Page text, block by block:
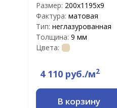
Размер: 200х1195х9
Фактура: матовая
Тип: неглазурованная
Толщина: 9 мм
Цвета:
4 110 руб./м2
В корзину